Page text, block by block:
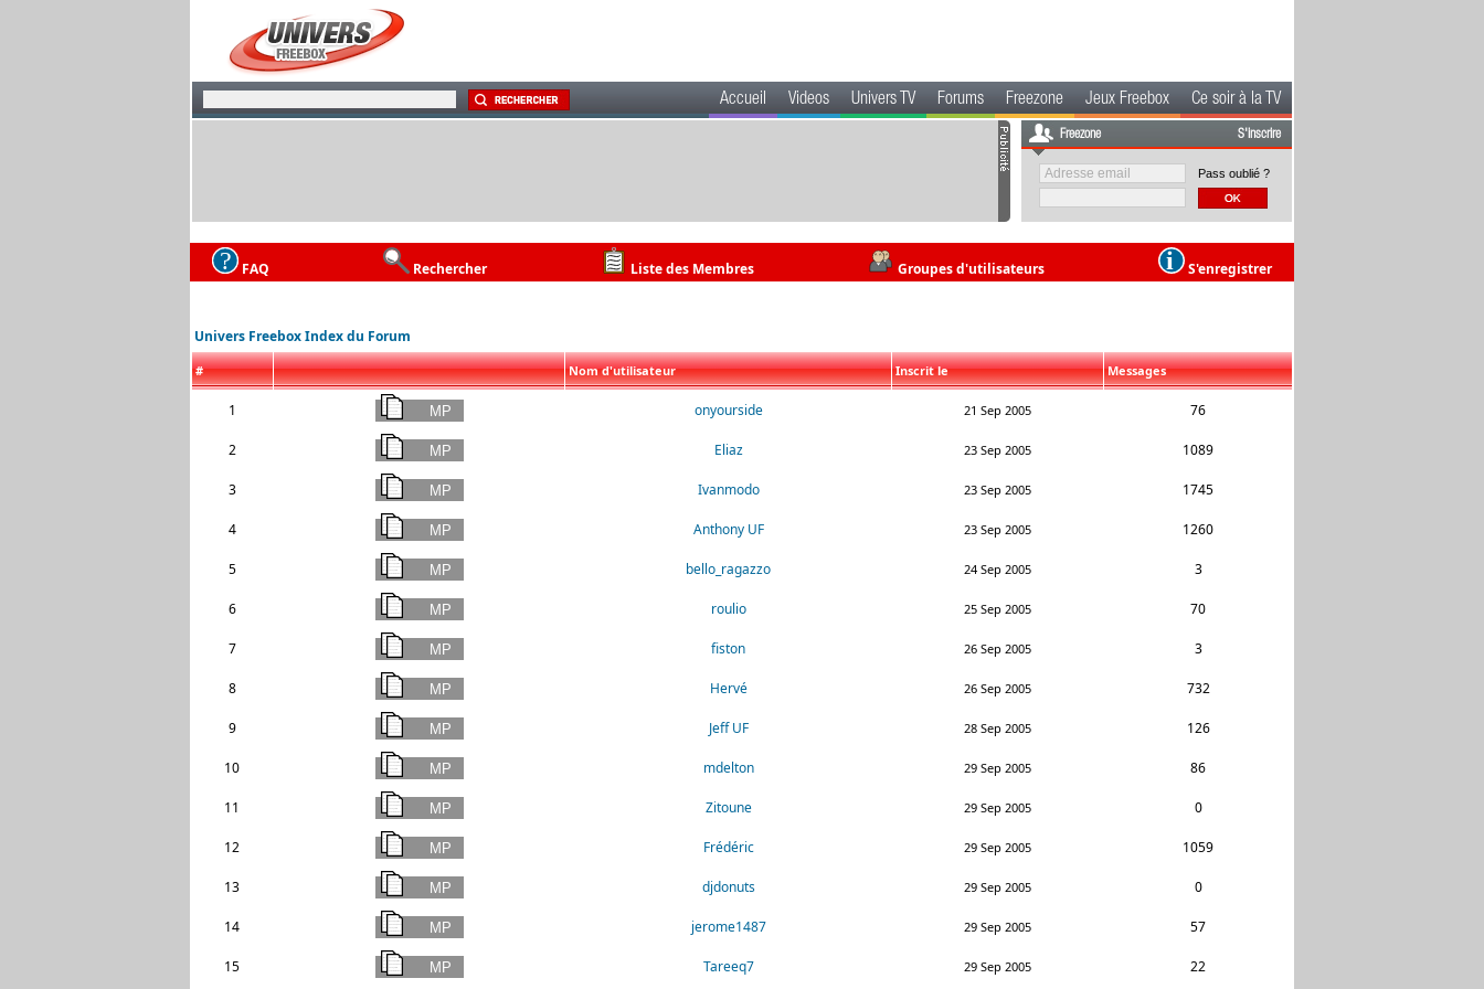
Accueil Videos Univers TV Forums Freezone Jeux Freebox Ce soir à la TV
Freezone S'inscrire
Pass oublié ?
FAQ Rechercher Liste des Membres Groupes d'utilisateurs S'enregistrer
Univers Freebox Index du Forum
# Nom d'utilisateur Inscrit le Messages
1 onyourside 21 Sep 2005 76
2 Eliaz 23 Sep 2005 1089
3 Ivanmodo 23 Sep 2005 1745
4 Anthony UF 23 Sep 2005 1260
5 bello_ragazzo 24 Sep 2005 3
6 roulio 25 Sep 2005 70
7 fiston 26 Sep 2005 3
8 Hervé 26 Sep 2005 732
9 Jeff UF 28 Sep 2005 126
10 mdelton 29 Sep 2005 86
11 Zitoune 29 Sep 2005 0
12 Frédéric 29 Sep 2005 1059
13 djdonuts 29 Sep 2005 0
14 jerome1487 29 Sep 2005 57
15 Tareeq7 29 Sep 2005 22